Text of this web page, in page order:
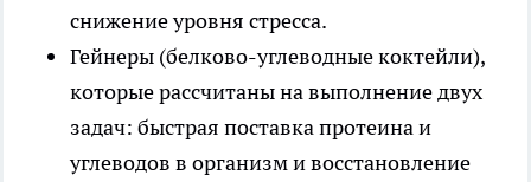
снижение уровня стресса.
Гейнеры (белково-углеводные коктейли),
которые рассчитаны на выполнение двух
задач: быстрая поставка протеина и
углеводов в организм и восстановление